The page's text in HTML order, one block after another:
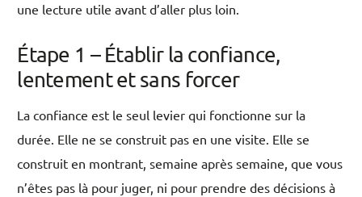
une lecture utile avant d’aller plus loin.
Étape 1 – Établir la confiance,
lentement et sans forcer
La confiance est le seul levier qui fonctionne sur la
durée. Elle ne se construit pas en une visite. Elle se
construit en montrant, semaine après semaine, que vous
n’êtes pas là pour juger, ni pour prendre des décisions à